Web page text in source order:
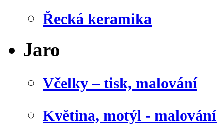
Řecká keramika
Jaro
Včelky – tisk, malování
Květina, motýl -